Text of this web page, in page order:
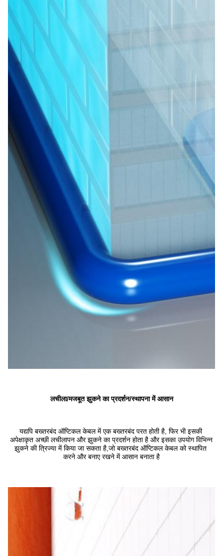
लचीला/मजबूत झुकने का प्रदर्शन/स्थापना में आसान
यद्यपि बख्तरबंद ऑप्टिकल केबल में एक बख्तरबंद परत होती है, फिर भी इसकी
अपेक्षाकृत अच्छी लचीलापन और झुकने का प्रदर्शन होता है और इसका उपयोग विभिन्न
झुकने की त्रिज्या में किया जा सकता है,जो बख्तरबंद ऑप्टिकल केबल को स्थापित
करने और बनाए रखने में आसान बनाता है